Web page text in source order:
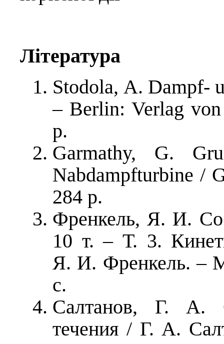
Література
Stodola, A. Dampf-
– Berlin: Verlag
p.
Garmathy, G.
Nabdampfturbine /
284 p.
Френкель, Я. И.
10 т. – Т. 3.
Я. И. Френкель. –
с.
Салтанов, Г. А.
течения / Г. А.